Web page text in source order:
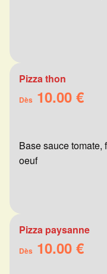
Pizza thon
Dès 10.00 €
Base sauce tomate,
oeuf
Pizza paysanne
Dès 10.00 €